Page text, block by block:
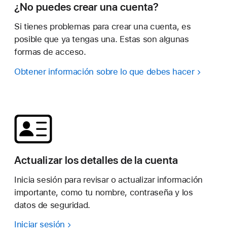
¿No puedes crear una cuenta?
Si tienes problemas para crear una cuenta, es
posible que ya tengas una. Estas son algunas
formas de acceso.
Obtener información sobre lo que debes hacer
Actualizar los detalles de la cuenta
Inicia sesión para revisar o actualizar información
importante, como tu nombre, contraseña y los
datos de seguridad.
Iniciar sesión